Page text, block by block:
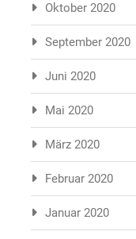
Oktober 2020
September 2020
Juni 2020
Mai 2020
März 2020
Februar 2020
Januar 2020